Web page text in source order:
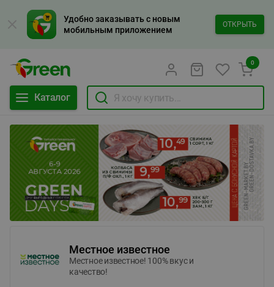
Удобно заказывать с новым
мобильным приложением
ОТКРЫТЬ
Каталог
0
Местное известное
Местное известное! 100% вкус и
качество!